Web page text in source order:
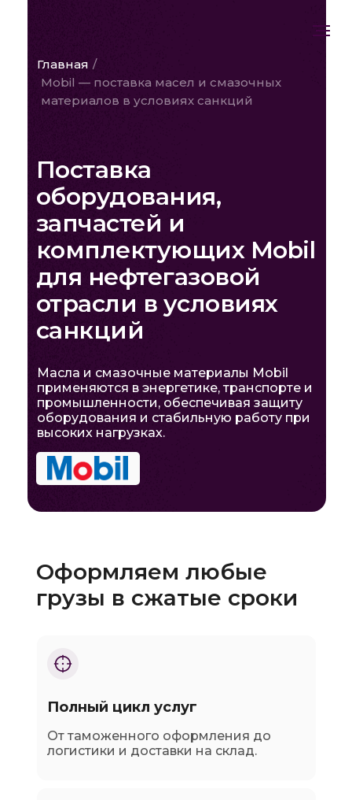
Главная /
Mobil — поставка масел и смазочных
материалов в условиях санкций
Поставка
оборудования,
запчастей и
комплектующих Mobil
для нефтегазовой
отрасли в условиях
санкций
Масла и смазочные материалы Mobil
применяются в энергетике, транспорте и
промышленности, обеспечивая защиту
оборудования и стабильную работу при
высоких нагрузках.
Оформляем любые
грузы в сжатые сроки
Полный цикл услуг
От таможенного оформления до
логистики и доставки на склад.